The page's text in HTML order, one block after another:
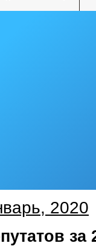
2020
за